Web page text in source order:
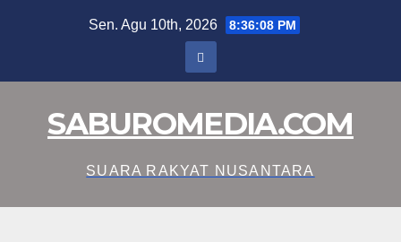
Sen. Agu 10th, 2026 8:36:09 PM
SABUROMEDIA.COM
SUARA RAKYAT NUSANTARA